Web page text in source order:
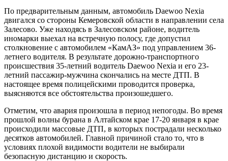
По предварительным данным, автомобиль Daewoo Nexia
двигался со стороны Кемеровской области в направлении села
Залесово. Уже находясь в Залесовском районе, водитель
иномарки выехал на встречную полосу, где допустил
столкновение с автомобилем «КамАЗ» под управлением 36-
летнего водителя. В результате дорожно-транспортного
происшествия 35-летний водитель Daewoo Nexia и его 23-
летний пассажир-мужчина скончались на месте ДТП. В
настоящее время полицейскими проводится проверка,
выясняются все обстоятельства произошедшего.
Отметим, что авария произошла в период непогоды. Во время
прошлой волны бурана в Алтайском крае 17-20 января в крае
происходили массовые ДТП, в которых пострадали несколько
десятков автомобилей. Главной причиной стало то, что в
условиях плохой видимости водители не выбирали
безопасную дистанцию и скорость.